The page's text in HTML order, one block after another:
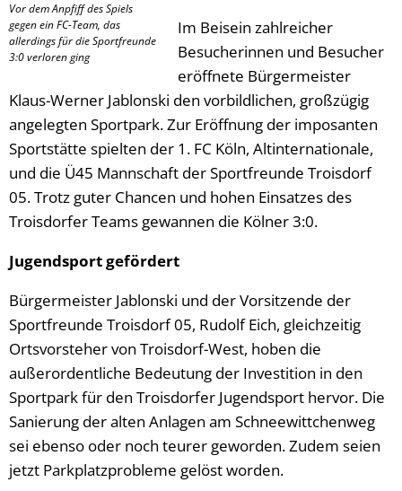
Vor dem Anpfiff des Spiels
gegen ein FC-Team, das
allerdings für die Sportfreunde
3:0 verloren ging
Im Beisein zahlreicher
Besucherinnen und Besucher
eröffnete Bürgermeister
Klaus-Werner Jablonski den vorbildlichen, großzügig
angelegten Sportpark. Zur Eröffnung der imposanten
Sportstätte spielten der 1. FC Köln, Altinternationale,
und die Ü45 Mannschaft der Sportfreunde Troisdorf
05. Trotz guter Chancen und hohen Einsatzes des
Troisdorfer Teams gewannen die Kölner 3:0.
Jugendsport gefördert
Bürgermeister Jablonski und der Vorsitzende der
Sportfreunde Troisdorf 05, Rudolf Eich, gleichzeitig
Ortsvorsteher von Troisdorf-West, hoben die
außerordentliche Bedeutung der Investition in den
Sportpark für den Troisdorfer Jugendsport hervor. Die
Sanierung der alten Anlagen am Schneewittchenweg
sei ebenso oder noch teurer geworden. Zudem seien
jetzt Parkplatzprobleme gelöst worden.